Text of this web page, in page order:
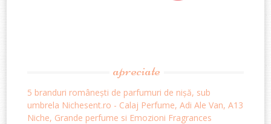
apreciate
5 branduri românești de parfumuri de nișă, sub
umbrela Nichesent.ro - Calaj Perfume, Adi Ale Van, A13
Niche, Grande perfume si Emozioni Fragrances